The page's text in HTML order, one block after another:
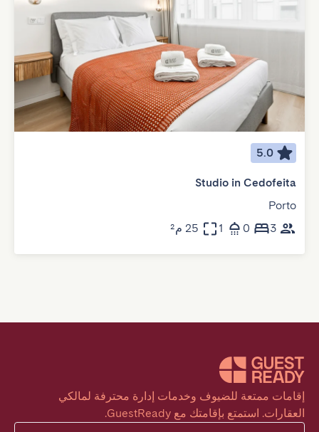
5.0
Studio in Cedofeita
Porto
3
0
1 25 م²
العقارات. استمتع بإقامتك مع GuestReady.